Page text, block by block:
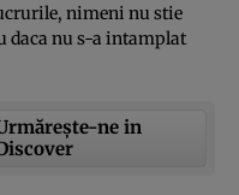
nimeni nu stie
daca nu s-a intamplat
ne in